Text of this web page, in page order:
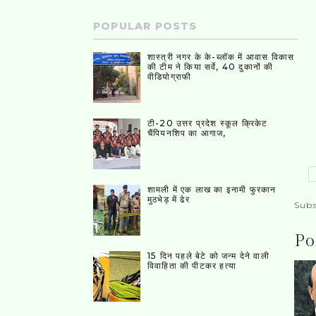
POPULAR POSTS
शास्त्री नगर के के-ब्लॉक में आवास विकास
की टीम ने किया सर्वे, 40 दुकानों की
वीडियोग्राफी
टी-20 उत्तर प्रदेश स्कूल क्रिकेट
चैंपियनशिप का आगाज,
शामली में एक लाख का इनामी फुरकान
मुठभेड़ में ढेर
15 दिन पहले बेटे को जन्म देने वाली
विवाहिता की पीटकर हत्या